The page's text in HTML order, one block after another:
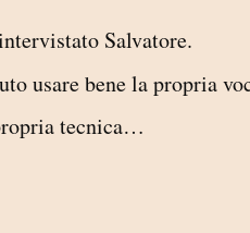
Salvatore.
usare bene la propria
tecnica…